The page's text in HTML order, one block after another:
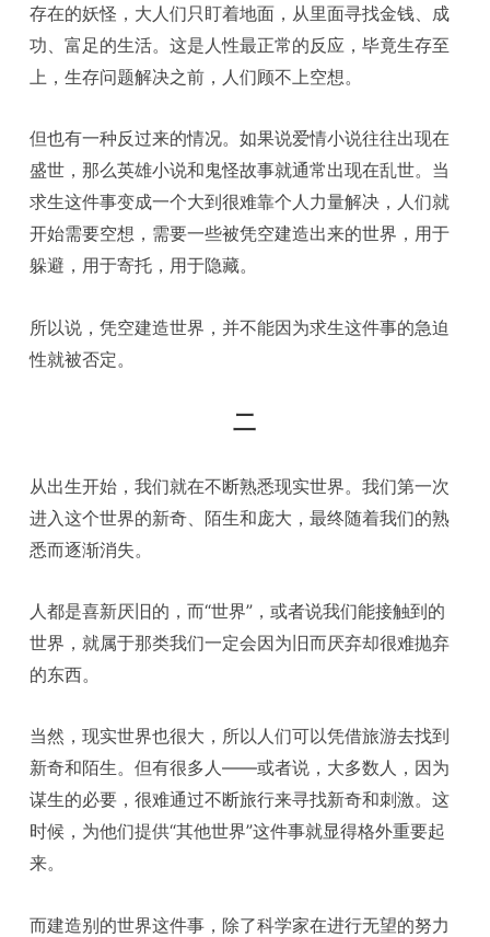
存在的妖怪，大人们只盯着地面，从里面寻找金钱、成
功、富足的生活。这是人性最正常的反应，毕竟生存至
上，生存问题解决之前，人们顾不上空想。
但也有一种反过来的情况。如果说爱情小说往往出现在
盛世，那么英雄小说和鬼怪故事就通常出现在乱世。当
求生这件事变成一个大到很难靠个人力量解决，人们就
开始需要空想，需要一些被凭空建造出来的世界，用于
躲避，用于寄托，用于隐藏。
所以说，凭空建造世界，并不能因为求生这件事的急迫
性就被否定。
二
从出生开始，我们就在不断熟悉现实世界。我们第一次
进入这个世界的新奇、陌生和庞大，最终随着我们的熟
悉而逐渐消失。
人都是喜新厌旧的，而“世界”，或者说我们能接触到的
世界，就属于那类我们一定会因为旧而厌弃却很难抛弃
的东西。
当然，现实世界也很大，所以人们可以凭借旅游去找到
新奇和陌生。但有很多人——或者说，大多数人，因为
谋生的必要，很难通过不断旅行来寻找新奇和刺激。这
时候，为他们提供“其他世界”这件事就显得格外重要起
来。
而建造别的世界这件事，除了科学家在进行无望的努力